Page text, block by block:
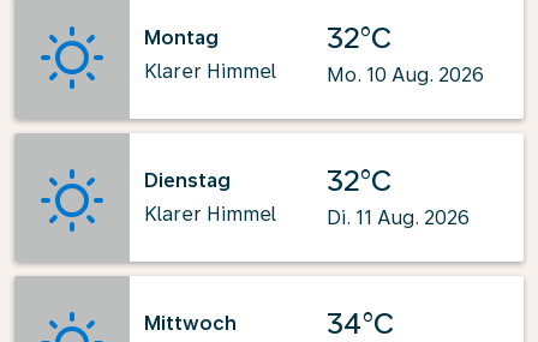
Montag
Klarer Himmel
32°C
Mo. 10 Aug. 2026
Dienstag
Klarer Himmel
32°C
Di. 11 Aug. 2026
Mittwoch
34°C